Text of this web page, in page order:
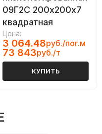
09Г2С 200х200х7
квадратная
Цена:
3 064.48руб./пог.м
73 843руб./т
КУПИТЬ